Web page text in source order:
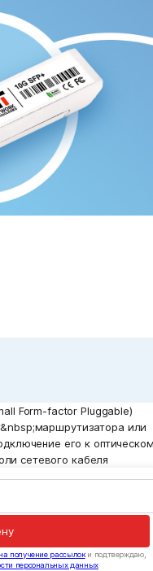
Form-factor Pluggable)
или
его к
сетевого кабеля
на получение рассылоки подтверждаю,
персональных данных